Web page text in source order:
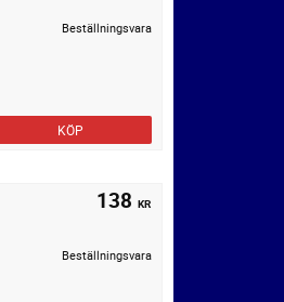
Beställningsvara
KÖP
138 KR
Beställningsvara